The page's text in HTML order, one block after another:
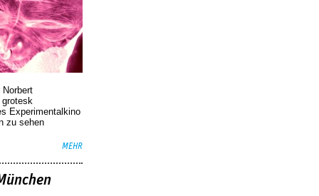
Experimentalkino
zu sehen
MEHR